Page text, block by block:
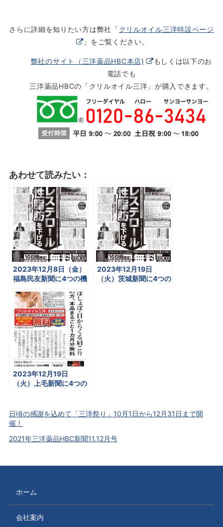
さらに詳細を知りたい方は弊社「クリルオイル三洋特設ページ
」をご覧ください。
弊社のサイト（三洋薬品HBC本店)
もしくは以下のお
電話でも
三洋薬品HBCの「クリルオイル三洋」が購入できます。
あわせて読みたい：
2023年12月8日（金）
福島民友新聞に4つの機
ル三洋」の全面広告が
掲載されます
2023年12月19日
（火）茨城新聞に4つの
2023年12月19日
（火）上毛新聞に4つの
載されます
日頃の感謝を込めて「三洋祭り」10月1日から12月31日まで開
催！
2021年三洋薬品HBC新聞11.12月号
ホーム
会社案内